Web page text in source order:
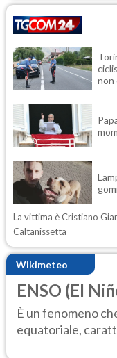
non
La vittima è Cristiano
Caltanissetta
Wikimeteo
ENSO (El
È un fenomeno
equatoriale,